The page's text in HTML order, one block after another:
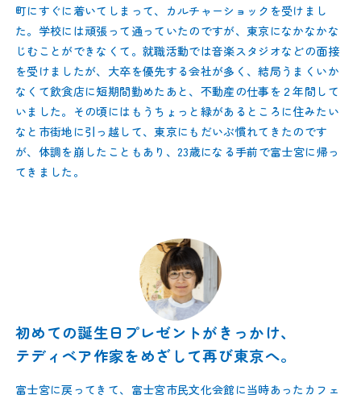
町にすぐに着いてしまって、カルチャーショックを受けまし
た。学校には頑張って通っていたのですが、東京になかなかな
じむことができなくて。就職活動では音楽スタジオなどの面接
を受けましたが、大卒を優先する会社が多く、結局うまくいか
なくて飲食店に短期間勤めたあと、不動産の仕事を２年間して
いました。その頃にはもうちょっと緑があるところに住みたい
なと市街地に引っ越して、東京にもだいぶ慣れてきたのです
が、体調を崩したこともあり、23歳になる手前で富士宮に帰っ
てきました。
初めての誕生日プレゼントがきっかけ、
テディベア作家をめざして再び東京へ。
富士宮に戻ってきて、富士宮市民文化会館に当時あったカフェ